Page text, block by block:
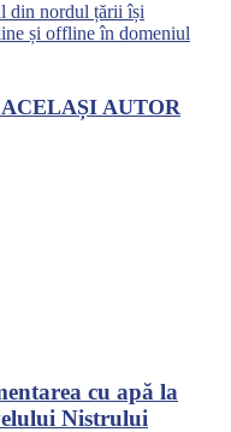
din nordul țării își
și offline în domeniul
AUTOR
cu apă la
Nistrului